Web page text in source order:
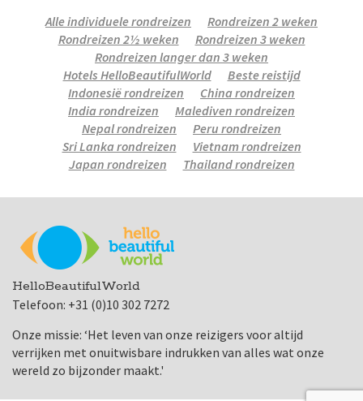
Alle individuele rondreizen
Rondreizen 2 weken
Rondreizen 2½ weken
Rondreizen 3 weken
Rondreizen langer dan 3 weken
Hotels HelloBeautifulWorld
Beste reistijd
Indonesië rondreizen
China rondreizen
India rondreizen
Malediven rondreizen
Nepal rondreizen
Peru rondreizen
Sri Lanka rondreizen
Vietnam rondreizen
Japan rondreizen
Thailand rondreizen
HelloBeautifulWorld
Telefoon: +31 (0)10 302 7272
Onze missie: ‘Het leven van onze reizigers voor altijd
verrijken met onuitwisbare indrukken van alles wat onze
wereld zo bijzonder maakt.'